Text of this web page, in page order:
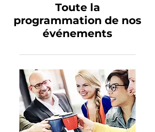
Toute la
programmation de nos
événements